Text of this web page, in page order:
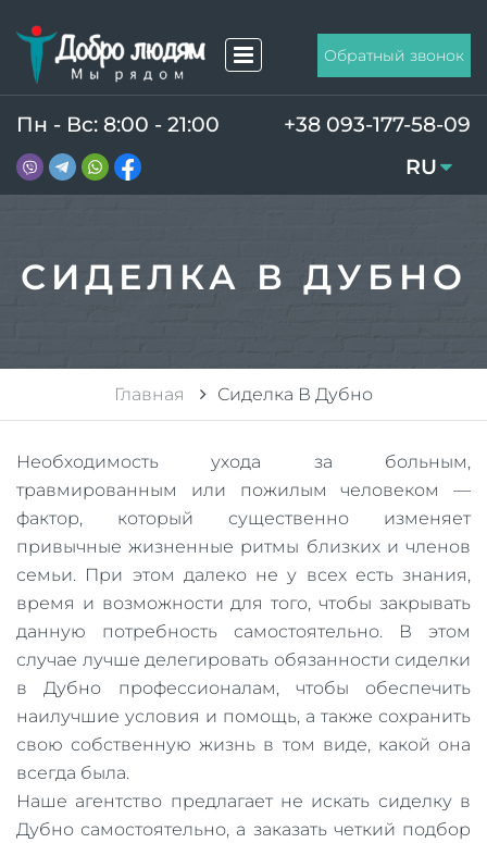
Обратный звонок
Пн - Вс: 8:00 - 21:00
+38 093-177-58-09
RU
UA
СИДЕЛКА В ДУБНО
Главная Сиделка В Дубно
Необходимость ухода за больным,
травмированным или пожилым человеком —
фактор, который существенно изменяет
привычные жизненные ритмы близких и членов
семьи. При этом далеко не у всех есть знания,
время и возможности для того, чтобы закрывать
данную потребность самостоятельно. В этом
случае лучше делегировать обязанности сиделки
в Дубно профессионалам, чтобы обеспечить
наилучшие условия и помощь, а также сохранить
свою собственную жизнь в том виде, какой она
всегда была.
Наше агентство предлагает не искать сиделку в
Дубно самостоятельно, а заказать четкий подбор